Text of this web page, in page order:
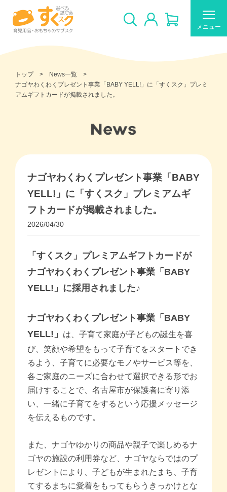
メニュー
ギフトカードの使い方
すくスクご利用ガイド
コラム
よくある質問
お問い合わせ
月齢・年齢別
価格帯別
トップ
News一覧
ナゴヤわくわくプレゼント事業「BABY YELL!」に「すくスク」プレミ
アムギフトカードが掲載されました。
ナゴヤわくわくプレゼント事業「BABY
YELL!」に「すくスク」プレミアムギ
フトカードが掲載されました。
2026/04/30
「すくスク」プレミアムギフトカードが
ナゴヤわくわくプレゼント事業「BABY
YELL!」に採用されました♪
ナゴヤわくわくプレゼント事業「BABY
YELL!」
は、子育て家庭が子どもの誕生を喜
び、笑顔や希望をもって子育てをスタートでき
るよう、子育てに必要なモノやサービス等を、
各ご家庭のニーズに合わせて選択できる形でお
届けすることで、名古屋市が保護者に寄り添
い、一緒に子育てをするという応援メッセージ
を伝えるものです。
また、ナゴヤゆかりの商品や親子で楽しめるナ
ゴヤの施設の利用券など、ナゴヤならではのプ
レゼントにより、子どもが生まれたまち、子育
てするまちに愛着をもってもらうきっかけとな